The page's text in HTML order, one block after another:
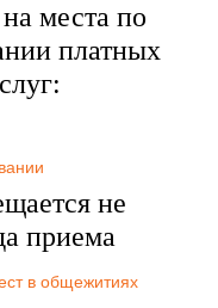
места по
платных
не
приема
в общежитиях